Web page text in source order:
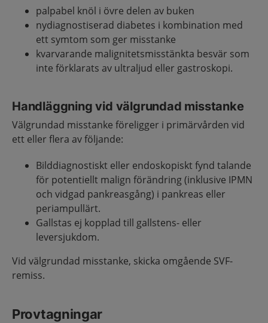
palpabel knöl i övre delen av buken
nydiagnostiserad diabetes i kombination med
ett symtom som ger misstanke
kvarvarande malignitetsmisstänkta besvär som
inte förklarats av ultraljud eller gastroskopi.
Handläggning vid välgrundad misstanke
Välgrundad misstanke föreligger i primärvården vid
ett eller flera av följande:
Bilddiagnostiskt eller endoskopiskt fynd talande
för potentiellt malign förändring (inklusive IPMN
och vidgad pankreasgång) i pankreas eller
periampullärt.
Gallstas ej kopplad till gallstens- eller
leversjukdom.
Vid välgrundad misstanke, skicka omgående SVF-
remiss.
Provtagningar